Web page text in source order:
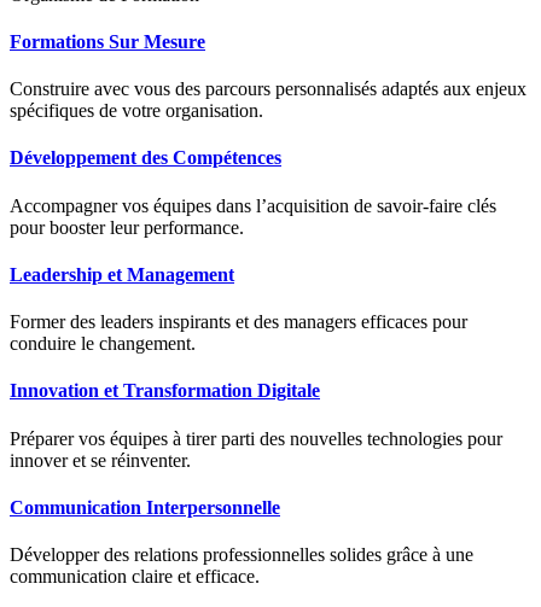
Formations Sur Mesure
Construire avec vous des parcours personnalisés adaptés aux enjeux
spécifiques de votre organisation.
Développement des Compétences
Accompagner vos équipes dans l’acquisition de savoir-faire clés
pour booster leur performance.
Leadership et Management
Former des leaders inspirants et des managers efficaces pour
conduire le changement.
Innovation et Transformation Digitale
Préparer vos équipes à tirer parti des nouvelles technologies pour
innover et se réinventer.
Communication Interpersonnelle
Développer des relations professionnelles solides grâce à une
communication claire et efficace.